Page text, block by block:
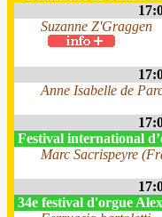
Suzanne Z'Graggen
Anne Isabelle de
Festival international
Marc Sacrispeyre
34e festival d'orgue